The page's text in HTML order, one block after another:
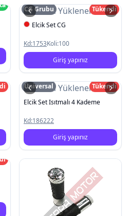
Resim Yüklenemedi
CG Grubu
Tükendi
Elcik Set CG
Kd:1753Koli:100
Giriş yapınız
Resim Yüklenemedi
Üniversal
Tükendi
Elcik Set Isıtmalı 4 Kademe
Kd:186222
Giriş yapınız